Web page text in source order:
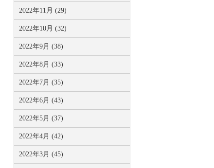
2022年11月 (29)
2022年10月 (32)
2022年9月 (38)
2022年8月 (33)
2022年7月 (35)
2022年6月 (43)
2022年5月 (37)
2022年4月 (42)
2022年3月 (45)